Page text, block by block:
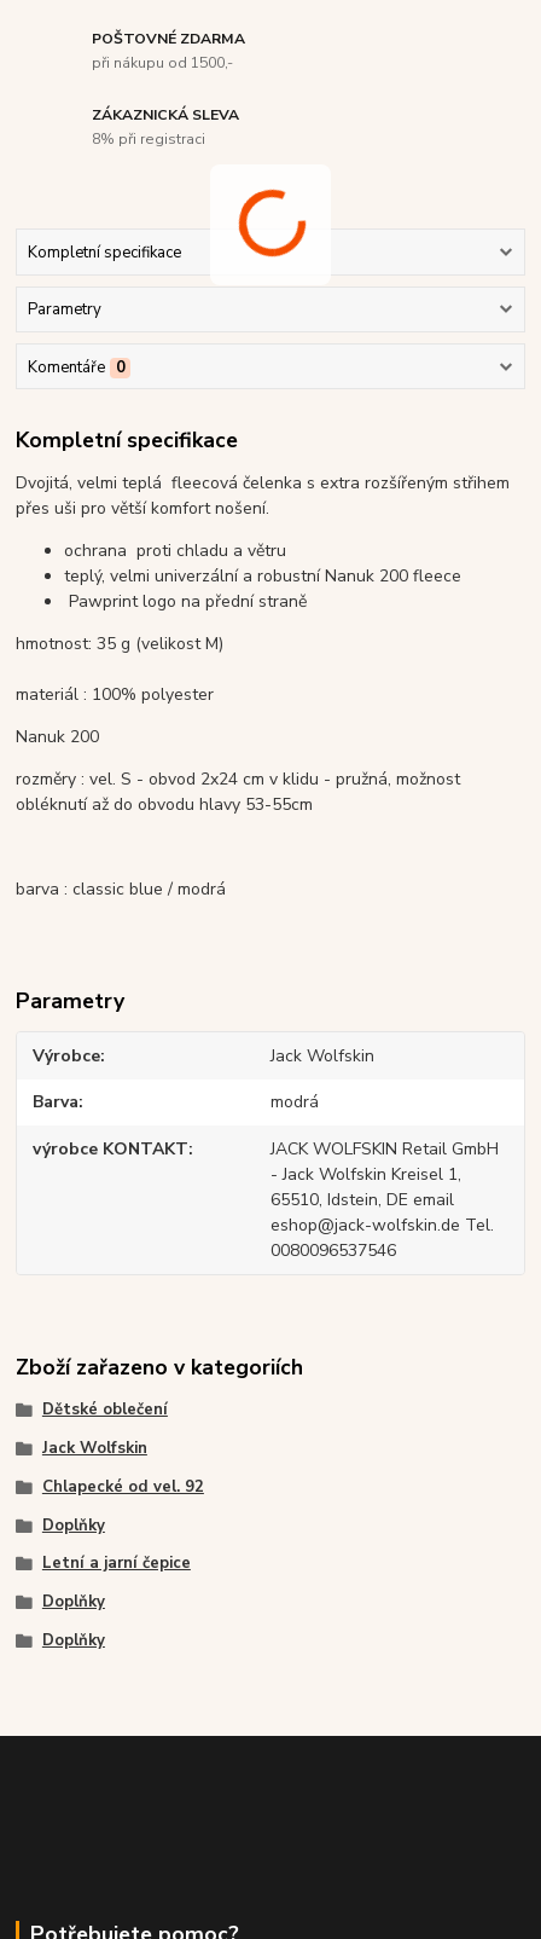
POŠTOVNÉ ZDARMA
při nákupu od 1500,-
ZÁKAZNICKÁ SLEVA
8% při registraci
Kompletní specifikace
Parametry
Komentáře 0
Kompletní specifikace
Dvojitá, velmi teplá fleecová čelenka s extra rozšířeným střihem
přes uši pro větší komfort nošení.
ochrana proti chladu a větru
teplý, velmi univerzální a robustní Nanuk 200 fleece
Pawprint logo na přední straně
hmotnost: 35 g (velikost M)
materiál : 100% polyester
Nanuk 200
rozměry : vel. S - obvod 2x24 cm v klidu - pružná, možnost
obléknutí až do obvodu hlavy 53-55cm
barva :classic blue / modrá
Parametry
Výrobce Jack Wolfskin
Barva modrá
výrobce KONTAKT
JACK WOLFSKIN Retail GmbH
- Jack Wolfskin Kreisel 1,
65510, Idstein, DE email
eshop@jack-wolfskin.de Tel.
0080096537546
Zboží zařazeno v kategoriích
Dětské oblečení
Jack Wolfskin
Chlapecké od vel. 92
Doplňky
Letní a jarní čepice
Doplňky
Doplňky